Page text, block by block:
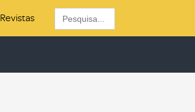
Revistas
Search
for: